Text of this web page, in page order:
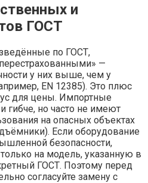
и
ГОСТ
по ГОСТ,
—
у них выше, чем у
EN 12385). Это плюс
для цены. Импортные
гибче, но часто не имеют
на опасных объектах
Если оборудование
безопасности,
на модель, указанную в
ГОСТ. Поэтому перед
согласуйте замену с